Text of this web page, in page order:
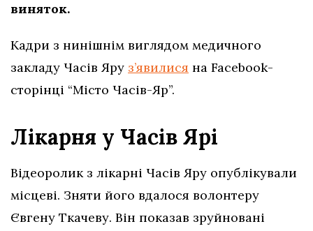
виняток.
Кадри з нинішнім виглядом медичного
закладу Часів Яру з’явилися на Facebook-
сторінці “Місто Часів-Яр”.
Лікарня у Часів Ярі
Відеоролик з лікарні Часів Яру опублікували
місцеві. Зняти його вдалося волонтеру
Євгену Ткачеву. Він показав зруйновані